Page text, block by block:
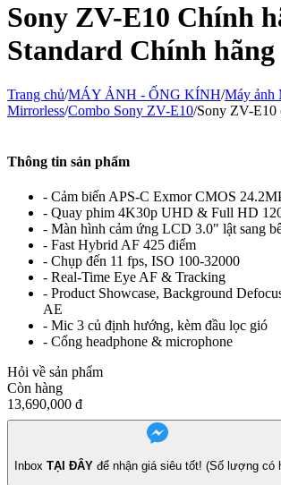
Sony ZV-E10 Chính
Standard Chính hãng
Trang chủ/MÁY ẢNH - ỐNG KÍNH/Máy ảnh
Mirrorless/Combo Sony ZV-E10/Sony ZV-E10
Thông tin sản phẩm
- Cảm biến APS-C Exmor CMOS
- Quay phim 4K30p UHD & Full HD
- Màn hình cảm ứng LCD 3.0" lật sang
- Fast Hybrid AF 425 điểm
- Chụp đến 11 fps, ISO 100-32000
- Real-Time Eye AF & Tracking
- Product Showcase, Background
AE
- Mic 3 củ định hướng, kèm đầu lọc gió
- Cổng headphone & microphone
Hỏi về sản phẩm
Còn hàng
13,690,000 đ
Inbox TẠI ĐÂY để nhận giá siêu tốt! (Số lượng có